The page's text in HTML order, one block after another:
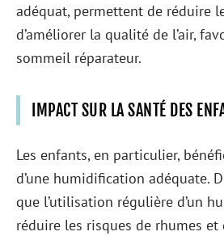
adéquat, permettent de réduire
d’améliorer la qualité de l’air,
sommeil réparateur.
IMPACT SUR LA SANTÉ DES
Les enfants, en particulier,
d’une humidification adéquate.
que l’utilisation régulière d’un
réduire les risques de rhumes et